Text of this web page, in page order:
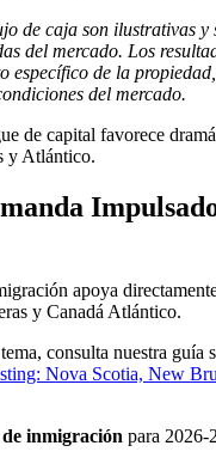
de caja son ilustrativas y
del mercado. Los
específico de la
del mercado.
de capital favorece
y Atlántico.
apoya
y Canadá Atlántico.
consulta nuestra guía
Nova Scotia, New
inmigración para 2026-